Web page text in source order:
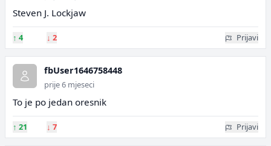
Steven J. Lockjaw
↑ 4 ↓ 2 Prijavi
fbUser1646758448
prije 6 mjeseci
To je po jedan oresnik
↑ 21 ↓ 7 Prijavi